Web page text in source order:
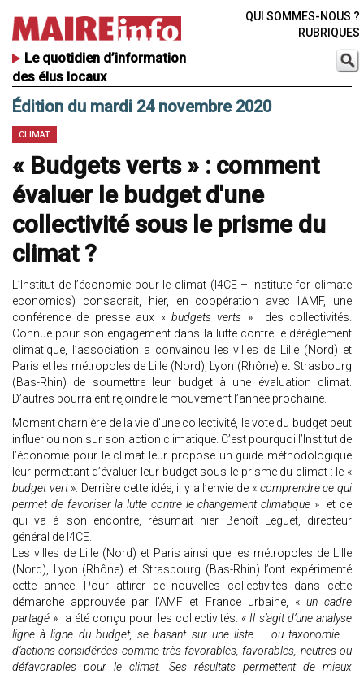
Le quotidien d’information
des élus locaux
QUI SOMMES-NOUS ?
RUBRIQUES
Édition du mardi 24 novembre 2020
CLIMAT
« Budgets verts » : comment
évaluer le budget d'une
collectivité sous le prisme du
climat ?
L’Institut de l’économie pour le climat (I4CE – Institute for climate
economics) consacrait, hier, en coopération avec l'AMF, une
conférence de presse aux «budgets verts » des collectivités.
Connue pour son engagement dans la lutte contre le dérèglement
climatique, l’association a convaincu les villes de Lille (Nord) et
Paris et les métropoles de Lille (Nord), Lyon (Rhône) et Strasbourg
(Bas-Rhin) de soumettre leur budget à une évaluation climat.
D’autres pourraient rejoindre le mouvement l’année prochaine.
Moment charnière de la vie d’une collectivité, le vote du budget peut
influer ou non sur son action climatique. C’est pourquoi l’Institut de
l’économie pour le climat leur propose un guide méthodologique
leur permettant d’évaluer leur budget sous le prisme du climat : le «
budget vert». Derrière cette idée, il y a l’envie de « comprendre ce qui
permet de favoriser la lutte contre le changement climatique » et ce
qui va à son encontre, résumait hier Benoît Leguet, directeur
général de I4CE.
Les villes de Lille (Nord) et Paris ainsi que les métropoles de Lille
(Nord), Lyon (Rhône) et Strasbourg (Bas-Rhin) l’ont expérimenté
cette année. Pour attirer de nouvelles collectivités dans cette
démarche approuvée par l’AMF et France urbaine, «un cadre
partagé » a été conçu pour les collectivités. « Il s’agit d’une analyse
ligne à ligne du budget, se basant sur une liste – ou taxonomie –
d’actions considérées comme très favorables, favorables, neutres ou
défavorables pour le climat. Ses résultats permettent de mieux